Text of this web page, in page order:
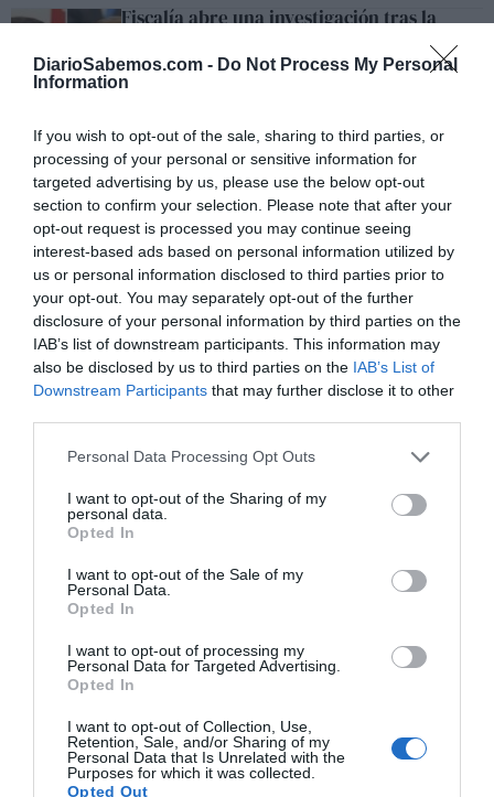
DiarioSabemos.com - Do Not Process My Personal
Information
If you wish to opt-out of the sale, sharing to third parties, or
processing of your personal or sensitive information for
targeted advertising by us, please use the below opt-out
section to confirm your selection. Please note that after your
opt-out request is processed you may continue seeing
interest-based ads based on personal information utilized by
us or personal information disclosed to third parties prior to
your opt-out. You may separately opt-out of the further
disclosure of your personal information by third parties on the
IAB’s list of downstream participants. This information may
also be disclosed by us to third parties on the IAB’s List of
Downstream Participants that may further disclose it to other
Personal Data Processing Opt Outs
I want to opt-out of the Sharing of my
personal data.
Opted In
I want to opt-out of the Sale of my
Personal Data.
Opted In
I want to opt-out of processing my
Personal Data for Targeted Advertising.
Opted In
I want to opt-out of Collection, Use,
Retention, Sale, and/or Sharing of my
Personal Data that Is Unrelated with the
Purposes for which it was collected.
Opted Out
Fiscalía abre una investigación tras la
los incendios
JUAN CARLOS RUIZ30/10/2025
La Asociación Bierzo Aire Limpio apunta a la posible
de socorro y otros ilícitos vinculados a la inacción de
la administración autonómica
Campus Rural, una fuente de
oportunidades y futuro
JUAN CARLOS RUIZ 30/10/2025
La vicepresidenta y ministra para la Transición
Ecológica y el Reto Demográfico, Sara Aagesen, visita
Jaén en la celebración del encuentro nacional de la red
de Centros de Innovación Territorial (CIT) y la jornada
de fin de curso de Campus Rural
desarrollo amenazada por un déficit de
310.000 millones de dólares
JUAN CARLOS RUIZ30/10/2025
El reloj climático avanza, y sin un salto financiero